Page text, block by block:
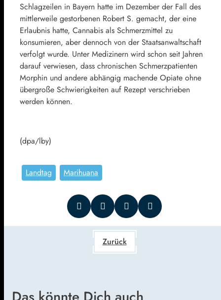
Schlagzeilen in Bayern hatte im Dezember der Fall des
mittlerweile gestorbenen Robert S. gemacht, der eine
Erlaubnis hatte, Cannabis als Schmerzmittel zu
konsumieren, aber dennoch von der Staatsanwaltschaft
verfolgt wurde. Unter Medizinern wird schon seit Jahren
darauf verwiesen, dass chronischen Schmerzpatienten
Morphin und andere abhängig machende Opiate ohne
übergroße Schwierigkeiten auf Rezept verschrieben
werden können.
(dpa/lby)
Landtag Marihuana
Zurück